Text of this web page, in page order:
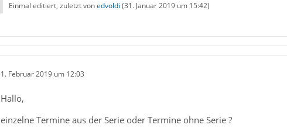
Einmal editiert, zuletzt vonedvoldi (31. Januar 2019 um 15:42)
1. Februar 2019 um 12:03
Hallo,
einzelne Termine aus der Serie oder Termine ohne Serie ?